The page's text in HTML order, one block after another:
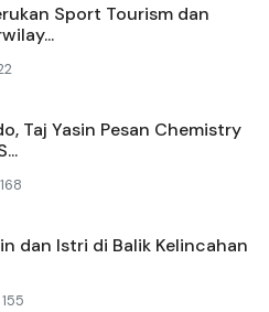
Sport Tourism dan
Taj Yasin Pesan Chemistry
168
dan Istri di Balik Kelincahan
155